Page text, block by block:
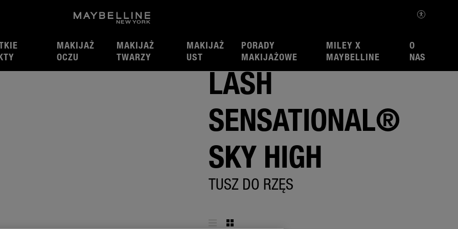
MAKIJAŻ
OCZU
MAKIJAŻ
TWARZY
MAKIJAŻ
UST
PORADY
MAKIJAŻOWE
MILEY X
MAYBELLINE
O
NAS
Sky High™
LASH
SENSATIONAL®
SKY HIGH
TUSZ DO RZĘS